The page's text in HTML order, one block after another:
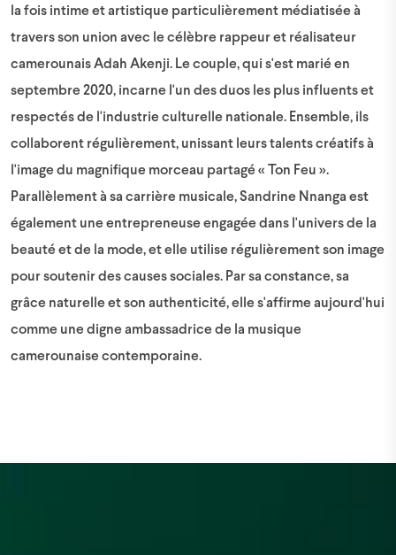
la fois intime et artistique particulièrement médiatisée à
travers son union avec le célèbre rappeur et réalisateur
camerounais Adah Akenji. Le couple, qui s'est marié en
septembre 2020, incarne l'un des duos les plus influents et
respectés de l'industrie culturelle nationale. Ensemble, ils
collaborent régulièrement, unissant leurs talents créatifs à
l'image du magnifique morceau partagé « Ton Feu ».
Parallèlement à sa carrière musicale, Sandrine Nnanga est
également une entrepreneuse engagée dans l'univers de la
beauté et de la mode, et elle utilise régulièrement son image
pour soutenir des causes sociales. Par sa constance, sa
grâce naturelle et son authenticité, elle s'affirme aujourd'hui
comme une digne ambassadrice de la musique
camerounaise contemporaine.